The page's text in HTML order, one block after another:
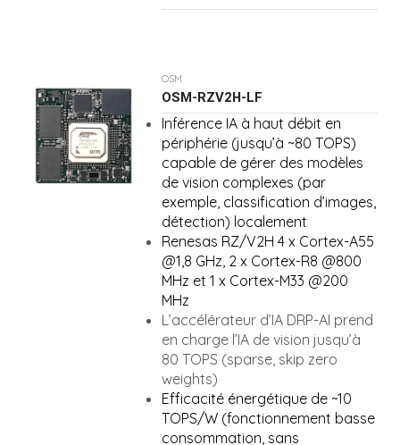
OSM
OSM-RZV2H-LF
Inférence IA à haut débit en
périphérie (jusqu’à ~80 TOPS)
capable de gérer des modèles
de vision complexes (par
exemple, classification d’images,
détection) localement
Renesas RZ/V2H 4 x Cortex-A55
@1,8 GHz, 2 x Cortex-R8 @800
MHz et 1 x Cortex-M33 @200
MHz
L’accélérateur d’IA DRP-AI prend
en charge l’IA de vision jusqu’à
80 TOPS (sparse, skip zero
weights)
Efficacité énergétique de ~10
TOPS/W (fonctionnement basse
consommation, sans